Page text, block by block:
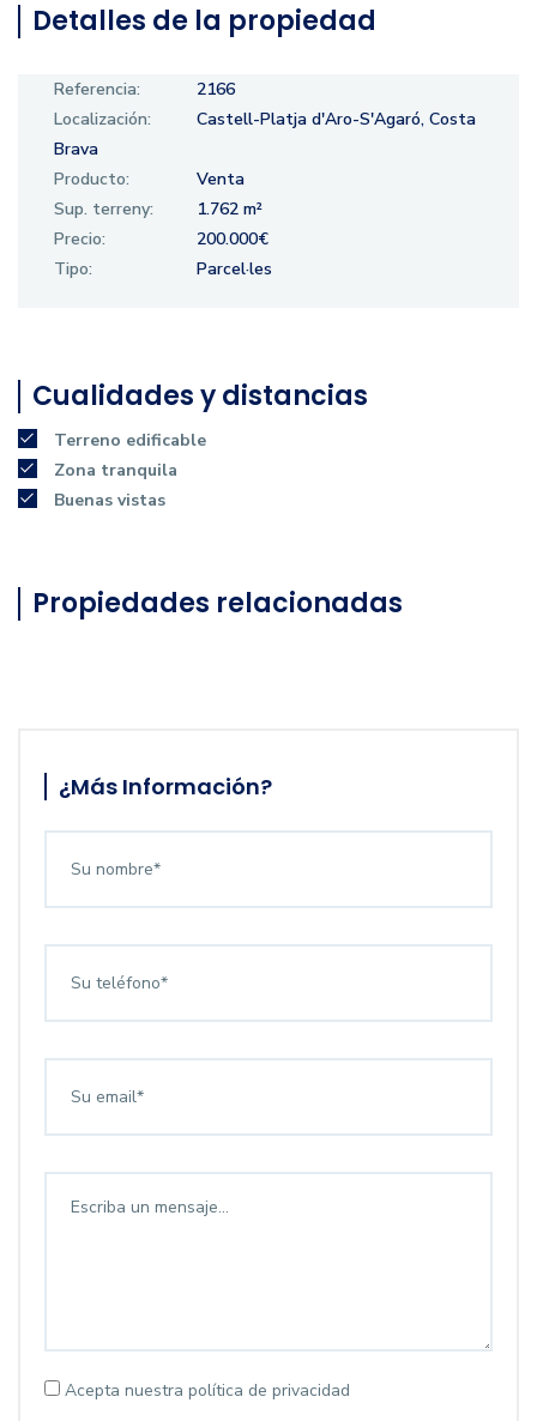
Detalles de la propiedad
Referencia:
2166
Localización:
Castell-Platja d'Aro-S'Agaró, Costa
Brava
Producto:
Venta
Sup. terreny:
1.762 m²
Precio:
200.000€
Tipo:
Parcel·les
Cualidades y distancias
Terreno edificable
Zona tranquila
Buenas vistas
Propiedades relacionadas
¿Más Información?
Acepta nuestra política de privacidad